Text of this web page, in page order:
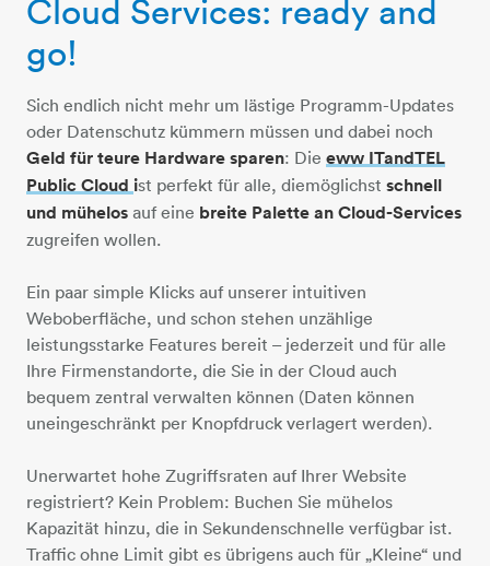
Cloud Services: ready and
go!
Sich endlich nicht mehr um lästige Programm-Updates
oder Datenschutz kümmern müssen und dabei noch
Geld für teure Hardware sparen: Die eww ITandTEL
Public Cloud ​​​​​​​ist perfekt für alle, diemöglichst schnell
und mühelos auf eine breite Palette an Cloud-Services
zugreifen wollen.
Ein paar simple Klicks auf unserer intuitiven
Weboberfläche, und schon stehen unzählige
leistungsstarke Features bereit – jederzeit und für alle
Ihre Firmenstandorte, die Sie in der Cloud auch
bequem zentral verwalten können (Daten können
uneingeschränkt per Knopfdruck verlagert werden).
Unerwartet hohe Zugriffsraten auf Ihrer Website
registriert? Kein Problem: Buchen Sie mühelos
Kapazität hinzu, die in Sekundenschnelle verfügbar ist.
Traffic ohne Limit gibt es übrigens auch für „Kleine“ und